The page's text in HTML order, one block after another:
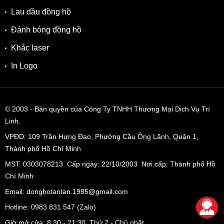
Lau dầu đồng hồ
Đánh bóng đồng hồ
Khắc laser
In Logo
© 2003 - Bản quyền của Công Ty TNHH Thương Mại Dịch Vụ Trí
Linh.
VPĐD: 109 Trần Hưng Đạo, Phường Cầu Ông Lãnh, Quận 1,
Thành phố Hồ Chí Minh
MST: 0303078213 Cấp ngày: 22/10/2003 Nơi cấp: Thành phố Hồ
Chí Minh
Email: donghotantan.1985@gmail.com
Hotline: 0983 831 547 (Zalo)